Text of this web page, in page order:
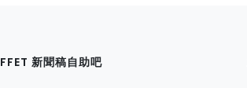
新聞稿自助吧